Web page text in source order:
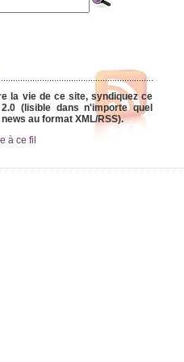
la vie de ce site, syndiquez ce
(lisible dans n'importe quel
au format XML/RSS).
à ce fil